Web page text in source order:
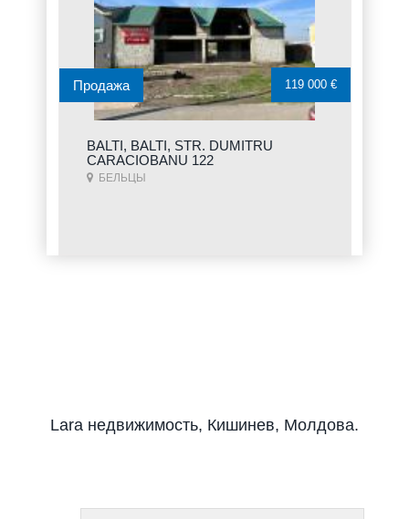
BALTI, BALTI, STR. DUMITRU
CARACIOBANU 122
БЕЛЬЦЫ
Продажа 119 000 €
Lara недвижимость, Кишинев, Молдова.